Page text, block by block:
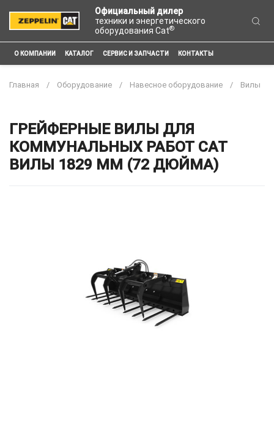
Официальный дилер
техники и энергетического
оборудования Cat®
О КОМПАНИИ КАТАЛОГ СЕРВИС И ЗАПЧАСТИ КОНТАКТЫ
Главная Оборудование Навесное оборудование Вилы
ГРЕЙФЕРНЫЕ ВИЛЫ ДЛЯ
КОММУНАЛЬНЫХ РАБОТ CAT
ВИЛЫ 1829 ММ (72 ДЮЙМА)